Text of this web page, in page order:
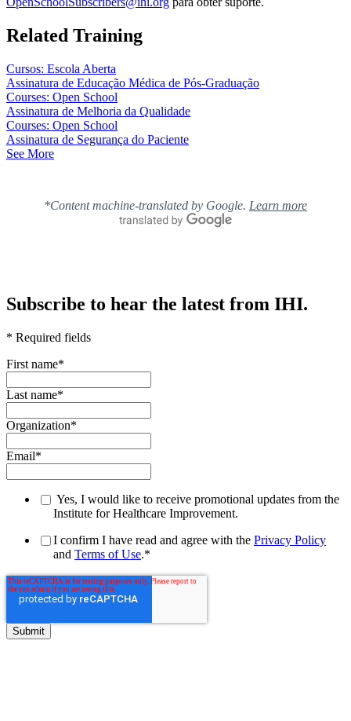
Related Training
Cursos: Escola Aberta
Assinatura de Educação Médica de Pós-Graduação
Courses: Open School
Assinatura de Melhoria da Qualidade
Courses: Open School
Assinatura de Segurança do Paciente
See More
*Content machine-translated by Google. Learn more
Subscribe to hear the latest from IHI.
* Required fields
First name*
Last name*
Organization*
Email*
Yes, I would like to receive promotional updates from the
Institute for Healthcare Improvement.
I confirm I have read and agree with the Privacy Policy
and Terms of Use.*